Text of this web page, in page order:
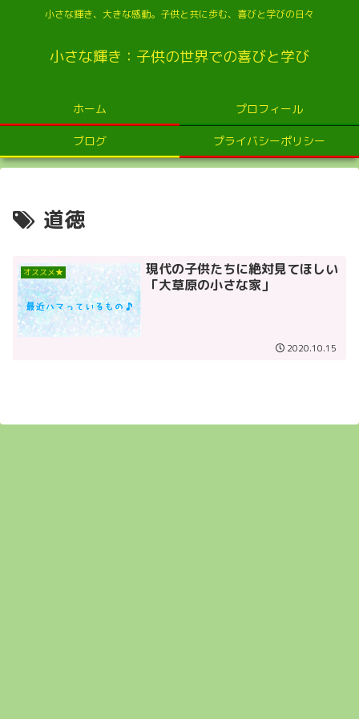
小さな輝き、大きな感動。子供と共に歩む、喜びと学びの日々
小さな輝き：子供の世界での喜びと学び
ホーム プロフィール
ブログ プライバシーポリシー
道徳
オススメ★
現代の子供たちに絶対見てほしい
「大草原の小さな家」
2020.10.15